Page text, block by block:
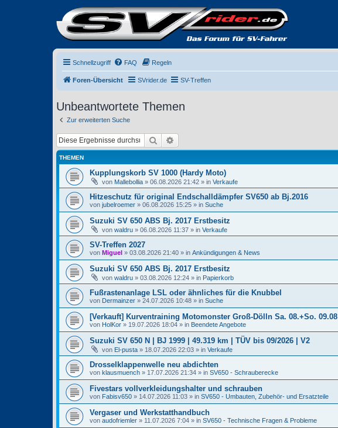
Schnellzugriff FAQ Regeln
Foren-Übersicht SVrider.de SV-Treffen
Unbeantwortete Themen
Zur erweiterten Suche
Suche
THEMEN
Kupplungskorb SV 1000 (Hardy Moto)
von Mallebollia » 06.08.2026 21:42 » in Verkaufe
Hitzeschutz für original Endschalldämpfer SV650 ab Bj.2016
von jubelroemer » 06.08.2026 15:25 » in Suche
Suzuki SV 650 ABS Bj. 2017 Erstbesitz
von waldru » 06.08.2026 11:37 » in Verkaufe
SV-Treffen 2027
von Miguel » 03.08.2026 21:40 » in Ankündigungen & News
Suzuki SV 650 ABS Bj. 2017 Erstbesitz
von waldru » 03.08.2026 12:24 » in Papierkorb
Fußrastenanlage LSL oder ähnliches für die Knubbel
von Dermainzer » 24.07.2026 10:48 » in Suche
[Verkauft] Kurventraining Motomonster Groß-Dölln Sa. 08.+So. 09.08
von HolKor » 19.07.2026 18:04 » in Beendete Angebote
Suzuki SV 650 N | BJ 1999 | 49.319 km | TÜV bis 09/2026 | V2
von El-pusta » 18.07.2026 22:03 » in Verkaufe
Drosselklappenwelle neu abdichten
von klausmuench » 17.07.2026 21:34 » in SV650 - Schrauberecke
Fivestars vollverkleidungshalter und schrauben
von Fabisv650 » 14.07.2026 11:03 » in SV650 - Umbauten, Zubehör- und Ersatzteile
Vergaser und Werkstatthandbuch
von audofriemler » 11.07.2026 7:04 » in SV650 - Technische Fragen & Probleme